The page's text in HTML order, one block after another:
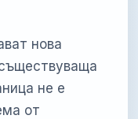
нова
не е
от